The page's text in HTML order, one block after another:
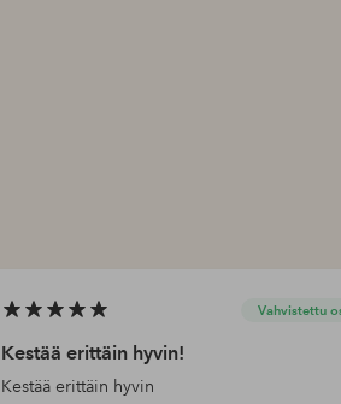
Vahvistettu
Kestää erittäin hyvin!
Kestää erittäin hyvin